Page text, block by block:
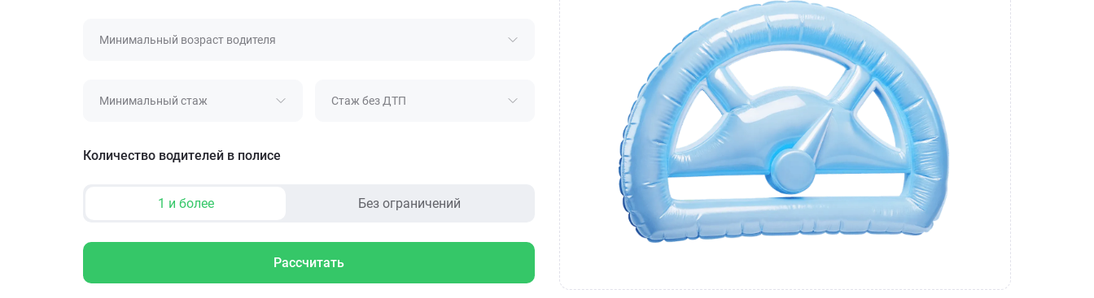
Минимальный возраст водителя
Минимальный стаж Стаж без ДТП
Количество водителей в полисе
1 и более Без ограничений
Рассчитать